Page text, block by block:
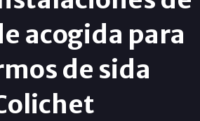
acogida para
de sida